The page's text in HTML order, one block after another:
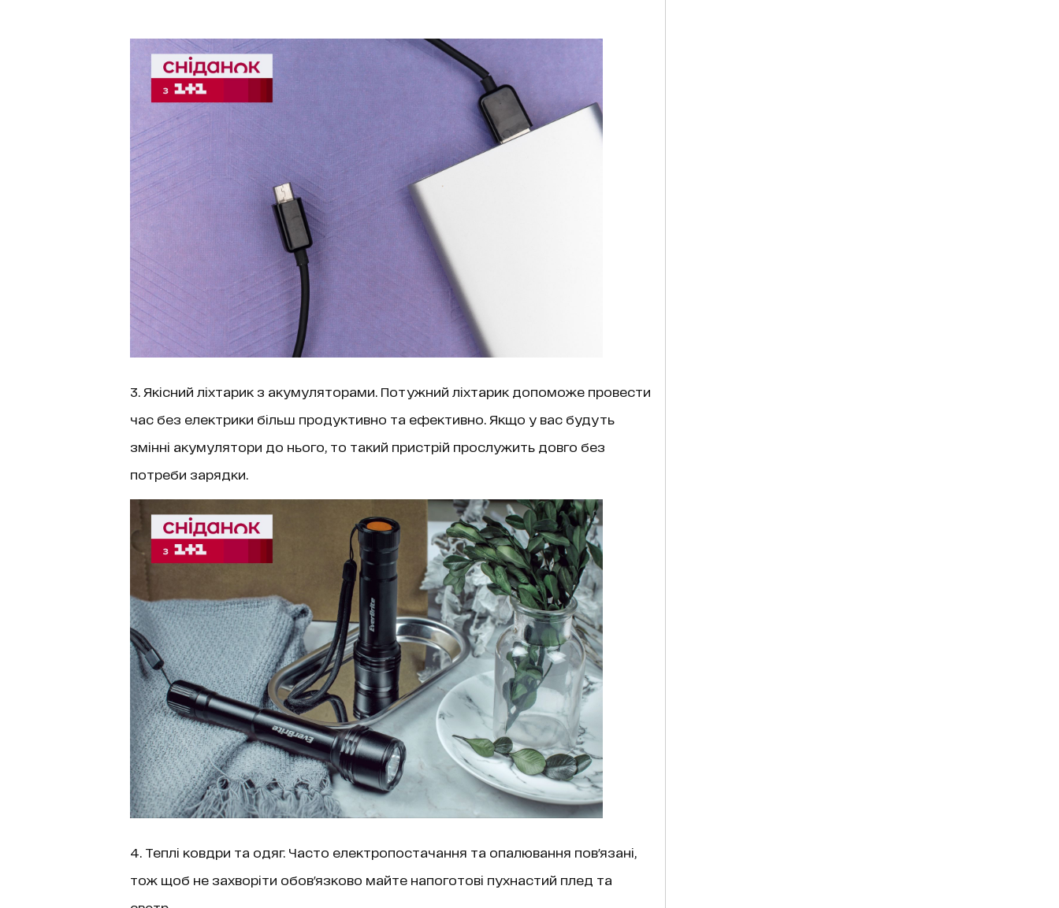
3. Якісний ліхтарик з акумуляторами. Потужний ліхтарик допоможе провести
час без електрики більш продуктивно та ефективно. Якщо у вас будуть
змінні акумулятори до нього, то такий пристрій прослужить довго без
потреби зарядки.
4. Теплі ковдри та одяг. Часто електропостачання та опалювання пов'язані,
тож щоб не захворіти обов'язково майте напоготові пухнастий плед та